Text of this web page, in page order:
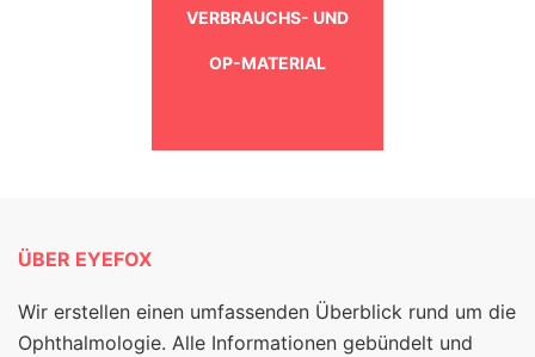
VERBRAUCHS- UND
OP-MATERIAL
ÜBER EYEFOX
Wir erstellen einen umfassenden Überblick rund um die
Ophthalmologie. Alle Informationen gebündelt und